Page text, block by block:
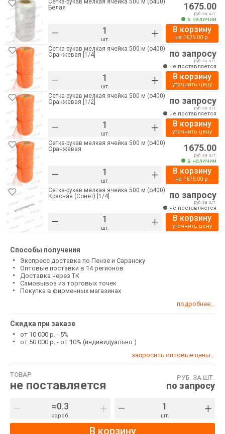
Сетка-рукав мелкая ячейка 500 м (о400)
Белая
– шт. +
1675.00
руб. за шт.
в наличии
В корзину
на 1675.00р.
Сетка-рукав мелкая ячейка 500 м (о400)
Оранжевая [1/4]
– шт. +
по запросу
руб. за шт.
не поставляется
В корзину
уточнить цену
Сетка-рукав мелкая ячейка 500 м (о400)
Оранжевая [1/2]
– шт. +
по запросу
руб. за шт.
не поставляется
В корзину
уточнить цену
Сетка-рукав мелкая ячейка 500 м (о400)
Оранжевая
– шт. +
1675.00
руб. за шт.
в наличии
В корзину
на 1675.00р.
Сетка-рукав мелкая ячейка 500 м (о400)
Красная (Сонет) [1/4]
– шт. +
по запросу
руб. за шт.
не поставляется
В корзину
уточнить цену
Способы получения
Экспресс доставка по Пензе и Саранску
Оптовые поставки в 14 регионов
Доставка через ТК
Самовывоз из торговых точек
Покупка в фирменных магазинах
подробнее...
Скидка при заказе
от 10 000 р. - 5%
от 50 000 р. - от 10% (индивидуально )
запросить оптовые цены...
ТОВАР
не поставляется
РУБ. ЗА ШТ.
по запросу
– короб. + – шт. +
В корзину